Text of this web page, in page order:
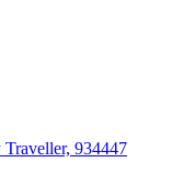
934447